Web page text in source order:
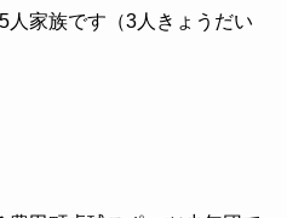
人家族です（3人きょうだい